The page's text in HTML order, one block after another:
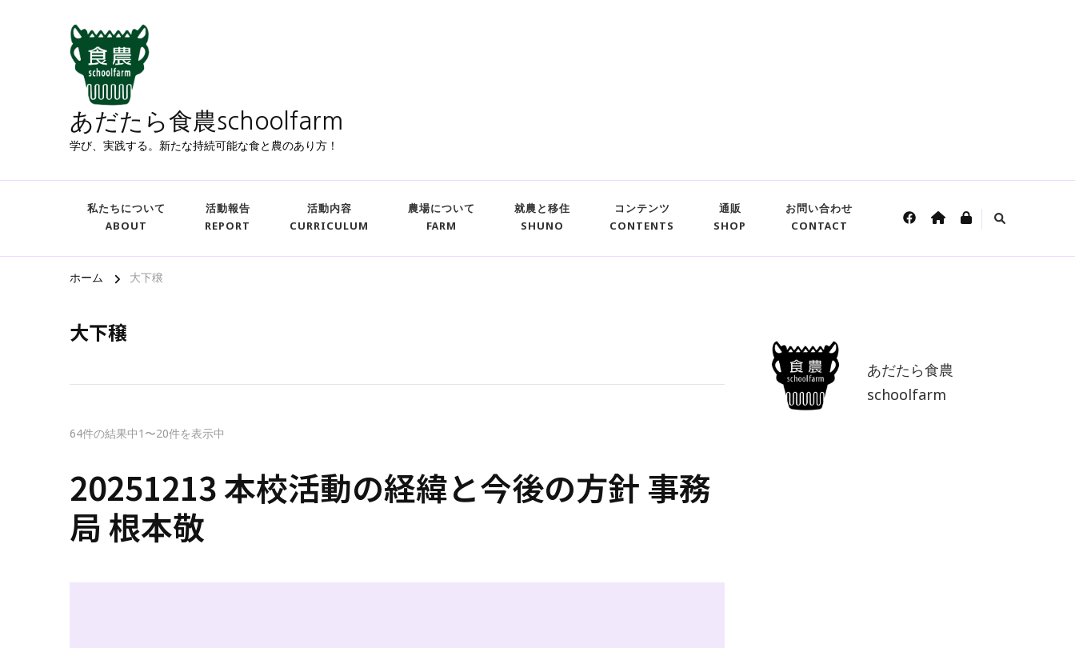
あだたら食農schoolfarm
学び、実践する。新たな持続可能な食と農のあり方！
私たちについて
ABOUT
活動報告
REPORT
活動内容
CURRICULUM
農場について
FARM
就農と移住
SHUNO
コンテンツ
CONTENTS
通販
SHOP
お問い合わせ
CONTACT
ホーム 大下穣
大下穣
64件の結果中1〜20件を表示中
20251213 本校活動の経緯と今後の方針 事務
局 根本敬
あだたら食農
schoolfarm